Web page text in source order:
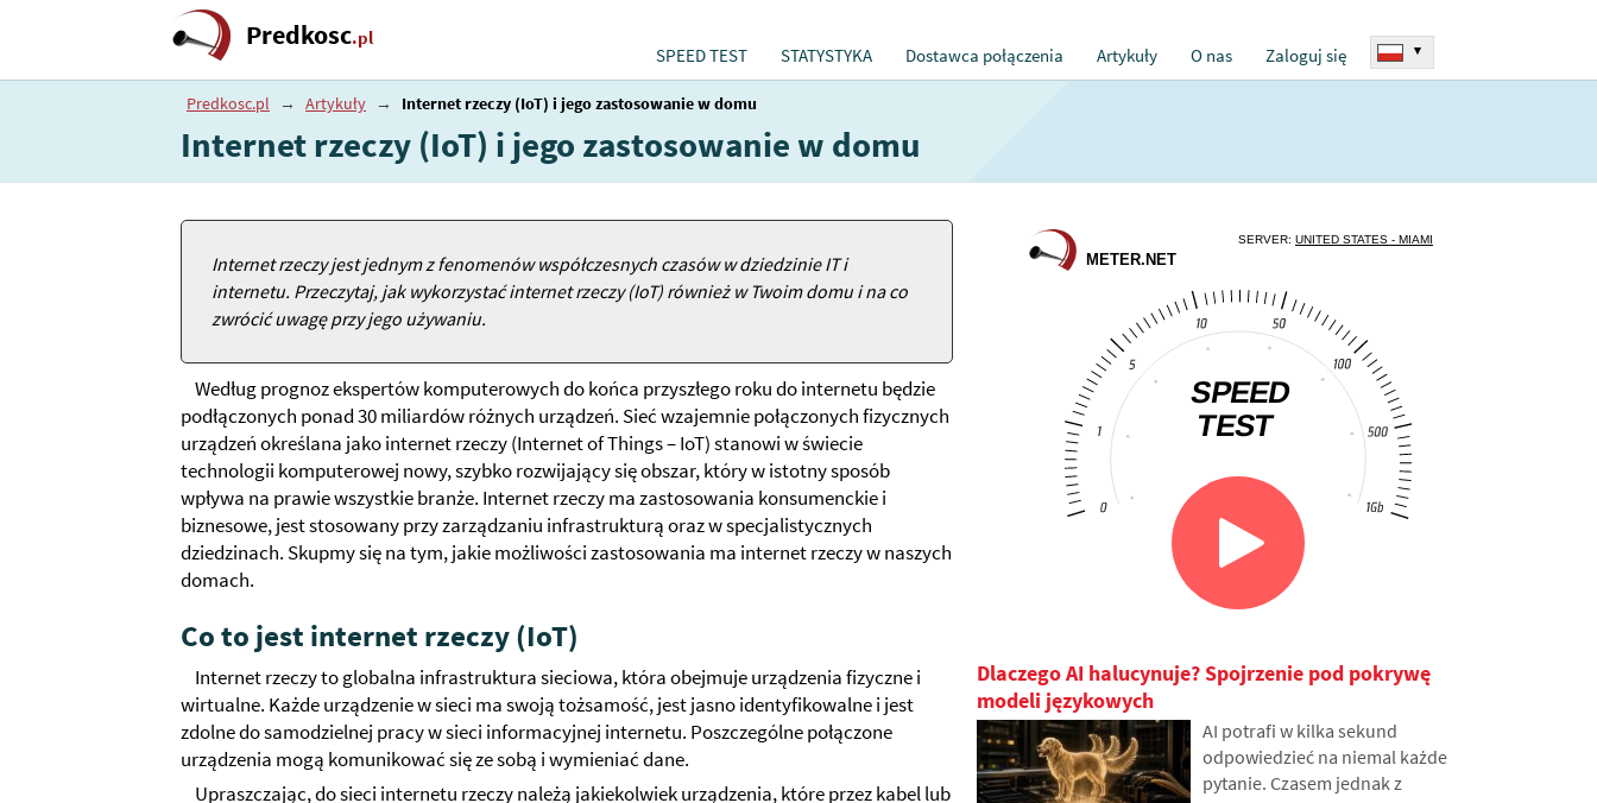
Predkosc.pl
SPEED TEST STATYSTYKA Dostawca połączenia Artykuły O nas Zaloguj się ▾
Predkosc.pl → Artykuły → Internet rzeczy (IoT) i jego zastosowanie w domu
Internet rzeczy (IoT) i jego zastosowanie w domu
Internet rzeczy jest jednym z fenomenów współczesnych czasów w dziedzinie IT i
internetu. Przeczytaj, jak wykorzystać internet rzeczy (IoT) również w Twoim domu i na co
zwrócić uwagę przy jego używaniu.
Według prognoz ekspertów komputerowych do końca przyszłego roku do internetu będzie
podłączonych ponad 30 miliardów różnych urządzeń. Sieć wzajemnie połączonych fizycznych
urządzeń określana jako internet rzeczy (Internet of Things – IoT) stanowi w świecie
technologii komputerowej nowy, szybko rozwijający się obszar, który w istotny sposób
wpływa na prawie wszystkie branże. Internet rzeczy ma zastosowania konsumenckie i
biznesowe, jest stosowany przy zarządzaniu infrastrukturą oraz w specjalistycznych
dziedzinach. Skupmy się na tym, jakie możliwości zastosowania ma internet rzeczy w naszych
domach.
Co to jest internet rzeczy (IoT)
Internet rzeczy to globalna infrastruktura sieciowa, która obejmuje urządzenia fizyczne i
wirtualne. Każde urządzenie w sieci ma swoją tożsamość, jest jasno identyfikowalne i jest
zdolne do samodzielnej pracy w sieci informacyjnej internetu. Poszczególne połączone
urządzenia mogą komunikować się ze sobą i wymieniać dane.
Upraszczając, do sieci internetu rzeczy należą jakiekolwiek urządzenia, które przez kabel lub
Dlaczego AI halucynuje? Spojrzenie pod pokrywę
modeli językowych
AI potrafi w kilka sekund
odpowiedzieć na niemal każde
pytanie. Czasem jednak z